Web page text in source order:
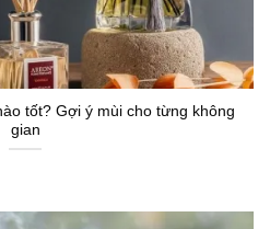
tốt? Gợi ý mùi cho từng không
gian